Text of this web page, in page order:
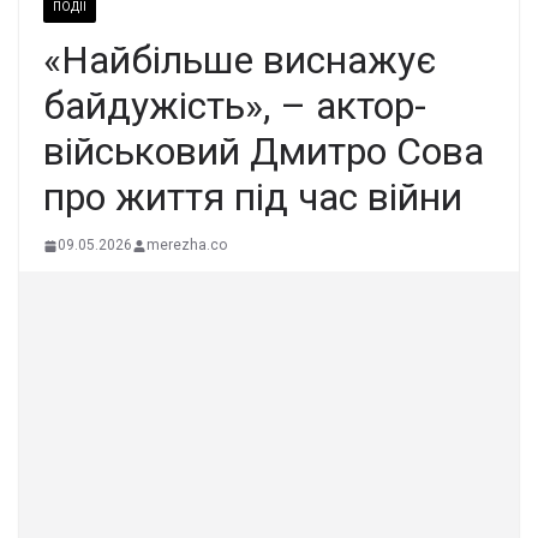
ПОДІЇ
«Найбільше виснажує
байдужість», – актор-
військовий Дмитро Сова
про життя під час війни
09.05.2026 merezha.co